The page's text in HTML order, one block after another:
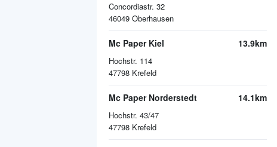
Concordiastr. 32
46049 Oberhausen
Mc Paper Kiel
Hochstr. 114
47798 Krefeld
13.9km
Mc Paper Norderstedt
Hochstr. 43/47
47798 Krefeld
14.1km